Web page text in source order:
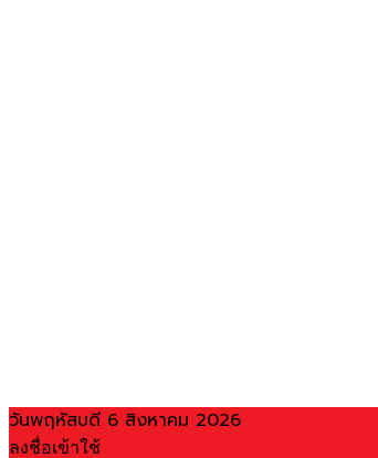
วันพฤหัสบดี 6 สิงหาคม 2026
ลงชื่อเข้าใช้